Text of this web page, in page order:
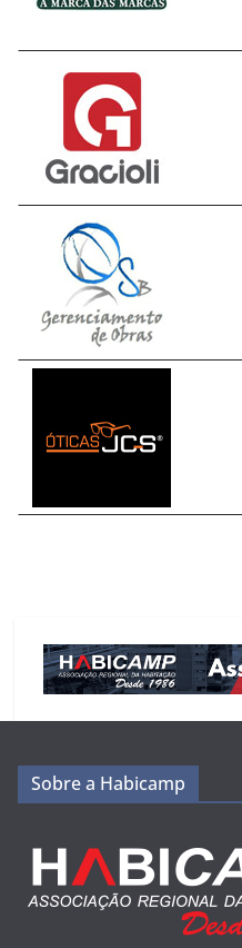
Sobre a Habicamp